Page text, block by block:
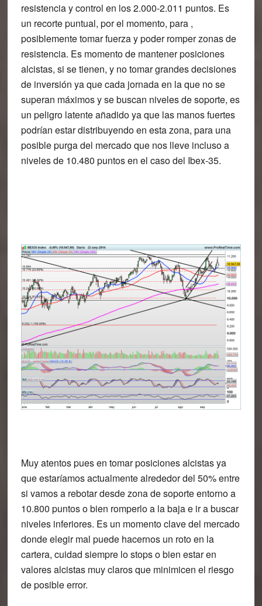
resistencia y control en los 2.000-2.011 puntos. Es
un recorte puntual, por el momento, para ,
posiblemente tomar fuerza y poder romper zonas de
resistencia. Es momento de mantener posiciones
alcistas, si se tienen, y no tomar grandes decisiones
de inversión ya que cada jornada en la que no se
superan máximos y se buscan niveles de soporte, es
un peligro latente añadido ya que las manos fuertes
podrían estar distribuyendo en esta zona, para una
posible purga del mercado que nos lleve incluso a
niveles de 10.480 puntos en el caso del Ibex-35.
Muy atentos pues en tomar posiciones alcistas ya
que estaríamos actualmente alrededor del 50% entre
si vamos a rebotar desde zona de soporte entorno a
10.800 puntos o bien romperlo a la baja e ir a buscar
niveles inferiores. Es un momento clave del mercado
donde elegir mal puede hacernos un roto en la
cartera, cuidad siempre lo stops o bien estar en
valores alcistas muy claros que minimicen el riesgo
de posible error.